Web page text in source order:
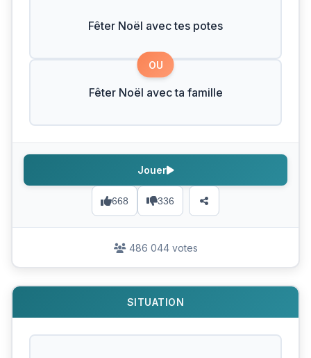
Fêter Noël avec tes potes
OU
Fêter Noël avec ta famille
668 336
Jouer
486 044 votes
SITUATION